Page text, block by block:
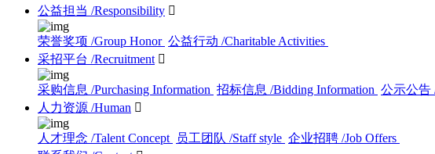
公益担当 /Responsibility 
荣誉奖项 /Group Honor 公益行动 /Charitable Activities
采招平台 /Recruitment 
采购信息 /Purchasing Information 招标信息 /Bidding Information 公示公告
人力资源 /Human 
人才理念 /Talent Concept 员工团队 /Staff style 企业招聘 /Job Offers